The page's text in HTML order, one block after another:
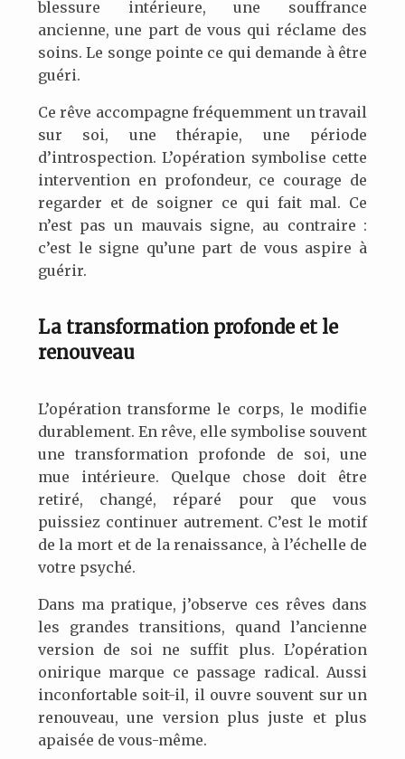
blessure intérieure, une souffrance
ancienne, une part de vous qui réclame des
soins. Le songe pointe ce qui demande à être
guéri.
Ce rêve accompagne fréquemment un travail
sur soi, une thérapie, une période
d’introspection. L’opération symbolise cette
intervention en profondeur, ce courage de
regarder et de soigner ce qui fait mal. Ce
n’est pas un mauvais signe, au contraire :
c’est le signe qu’une part de vous aspire à
guérir.
La transformation profonde et le
renouveau
L’opération transforme le corps, le modifie
durablement. En rêve, elle symbolise souvent
une transformation profonde de soi, une
mue intérieure. Quelque chose doit être
retiré, changé, réparé pour que vous
puissiez continuer autrement. C’est le motif
de la mort et de la renaissance, à l’échelle de
votre psyché.
Dans ma pratique, j’observe ces rêves dans
les grandes transitions, quand l’ancienne
version de soi ne suffit plus. L’opération
onirique marque ce passage radical. Aussi
inconfortable soit-il, il ouvre souvent sur un
renouveau, une version plus juste et plus
apaisée de vous-même.